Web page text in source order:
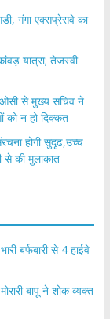
गंगा एक्सप्रेसवे का
यात्रा; तेजस्वी
से मुख्य सचिव ने
को न हो दिक्कत
होगी सुदृढ,उच्च
से की मुलाकात
बर्फबारी से 4 हाईवे
बापू ने शोक व्यक्त